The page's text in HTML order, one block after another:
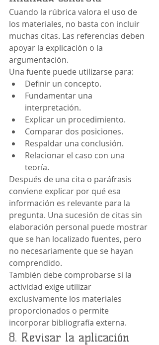
Cuando la rúbrica valora el uso de
los materiales, no basta con incluir
muchas citas. Las referencias deben
apoyar la explicación o la
argumentación.
Una fuente puede utilizarse para:
Definir un concepto.
Fundamentar una
interpretación.
Explicar un procedimiento.
Comparar dos posiciones.
Respaldar una conclusión.
Relacionar el caso con una
teoría.
Después de una cita o paráfrasis
conviene explicar por qué esa
información es relevante para la
pregunta. Una sucesión de citas sin
elaboración personal puede mostrar
que se han localizado fuentes, pero
no necesariamente que se hayan
comprendido.
También debe comprobarse si la
actividad exige utilizar
exclusivamente los materiales
proporcionados o permite
incorporar bibliografía externa.
8. Revisar la aplicación